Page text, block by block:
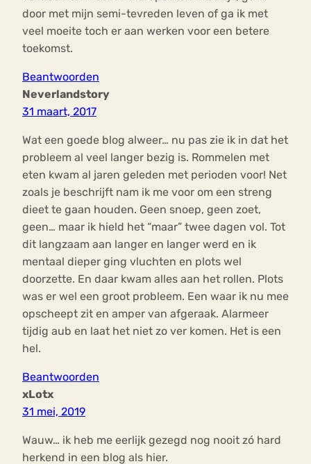
door met mijn semi-tevreden leven of ga ik met
veel moeite toch er aan werken voor een betere
toekomst.
Beantwoorden
Neverlandstory
31 maart, 2017
Wat een goede blog alweer… nu pas zie ik in dat het
probleem al veel langer bezig is. Rommelen met
eten kwam al jaren geleden met perioden voor! Net
zoals je beschrijft nam ik me voor om een streng
dieet te gaan houden. Geen snoep, geen zoet,
geen… maar ik hield het “maar” twee dagen vol. Tot
dit langzaam aan langer en langer werd en ik
mentaal dieper ging vluchten en plots wel
doorzette. En daar kwam alles aan het rollen. Plots
was er wel een groot probleem. Een waar ik nu mee
opscheept zit en amper van afgeraak. Alarmeer
tijdig aub en laat het niet zo ver komen. Het is een
hel.
Beantwoorden
xLotx
31 mei, 2019
Wauw… ik heb me eerlijk gezegd nog nooit zó hard
herkend in een blog als hier.